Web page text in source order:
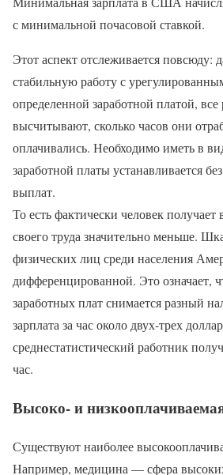
с минимальной почасовой ставкой.
Этот аспект отслеживается повсюду:
стабильную работу с
определенной заработной платой,
высчитывают, сколько часов они
оплачивались. Необходимо иметь в
заработной платы устанавливается
выплат.
То есть фактически человек получает
своего труда значительно меньше.
физических лиц среди населения
дифференцированной. Это означает,
заработных плат снимается разный
зарплата за час около двух-трех
среднестатистический работник
час.
Высоко- и
Существуют наиболее
Например, медицина — сфера